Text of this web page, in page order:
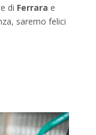
di Ferrara e
saremo felici